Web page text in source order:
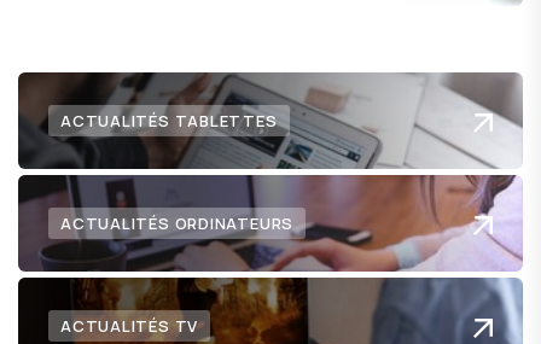
ACTUALITÉS TABLETTES
ACTUALITÉS ORDINATEURS
ACTUALITÉS TV